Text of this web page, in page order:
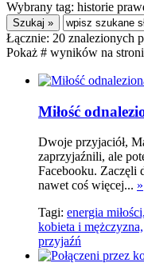
Wybrany tag: historie
Łącznie: 20 znalezionych
Pokaż # wyników na
Miłość
Dwoje przyjaciół,
zaprzyjaźnili, ale
Facebooku. Zaczęli
nawet coś więcej... »
Tagi: energia miłości,
kobieta i mężczyzna,
przyjaźń